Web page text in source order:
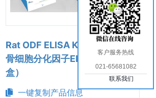
Rat ODF ELISA Kit（大鼠破
骨细胞分化因子ELISA试剂
盒）
一键复制产品信息
客户服务热线
021-65681082
联系我们